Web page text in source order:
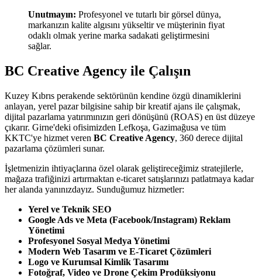
Unutmayın: Profesyonel ve tutarlı bir görsel dünya,
markanızın kalite algısını yükseltir ve müşterinin fiyat
odaklı olmak yerine marka sadakati geliştirmesini
sağlar.
BC Creative Agency ile Çalışın
Kuzey Kıbrıs perakende sektörünün kendine özgü dinamiklerini
anlayan, yerel pazar bilgisine sahip bir kreatif ajans ile çalışmak,
dijital pazarlama yatırımınızın geri dönüşünü (ROAS) en üst düzeye
çıkarır. Girne'deki ofisimizden Lefkoşa, Gazimağusa ve tüm
KKTC'ye hizmet veren BC Creative Agency, 360 derece dijital
pazarlama çözümleri sunar.
İşletmenizin ihtiyaçlarına özel olarak geliştireceğimiz stratejilerle,
mağaza trafiğinizi artırmaktan e-ticaret satışlarınızı patlatmaya kadar
her alanda yanınızdayız. Sunduğumuz hizmetler:
Yerel ve Teknik SEO
Google Ads ve Meta (Facebook/Instagram) Reklam
Yönetimi
Profesyonel Sosyal Medya Yönetimi
Modern Web Tasarım ve E-Ticaret Çözümleri
Logo ve Kurumsal Kimlik Tasarımı
Fotoğraf, Video ve Drone Çekim Prodüksiyonu